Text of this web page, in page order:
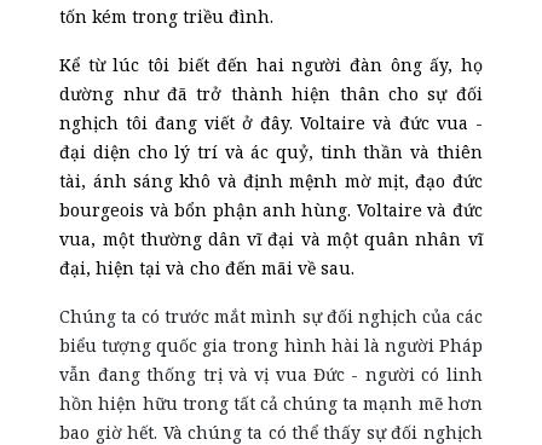
tốn kém trong triều đình.
Kể từ lúc tôi biết đến hai người đàn ông ấy, họ
dường như đã trở thành hiện thân cho sự đối
nghịch tôi đang viết ở đây. Voltaire và đức vua -
đại diện cho lý trí và ác quỷ, tinh thần và thiên
tài, ánh sáng khô và định mệnh mờ mịt, đạo đức
bourgeois và bổn phận anh hùng. Voltaire và đức
vua, một thường dân vĩ đại và một quân nhân vĩ
đại, hiện tại và cho đến mãi về sau.
Chúng ta có trước mắt mình sự đối nghịch của các
biểu tượng quốc gia trong hình hài là người Pháp
vẫn đang thống trị và vị vua Đức - người có linh
hồn hiện hữu trong tất cả chúng ta mạnh mẽ hơn
bao giờ hết. Và chúng ta có thể thấy sự đối nghịch